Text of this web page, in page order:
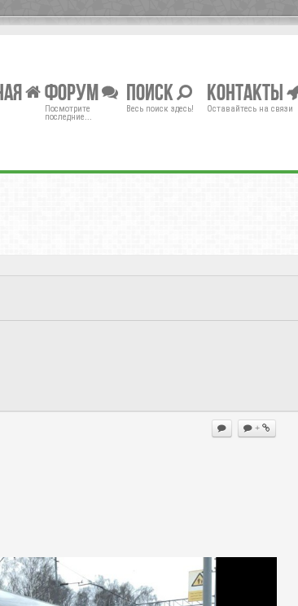
Форум
Посмотрите
последние...
Поиск
Весь поиск здесь!
Контакты
Оставайтесь на связи
+